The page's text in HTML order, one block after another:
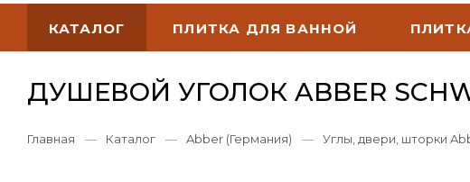
КАТАЛОГ ПЛИТКА ДЛЯ ВАННОЙ
ДУШЕВОЙ УГОЛОК ABBER
Главная — Каталог — Abber (Германия) — Углы, двери, шторки